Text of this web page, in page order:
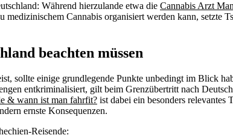
Während hierzulande etwa die Cannabis Arzt
medizinischem Cannabis organisiert werden kann, setzte
beachten müssen
sollte einige grundlegende Punkte unbedingt im Blick
entkriminalisiert, gilt beim Grenzübertritt nach
& wann ist man fahrfit? ist dabei ein besonders relevantes
ernste Konsequenzen.
Reisende: